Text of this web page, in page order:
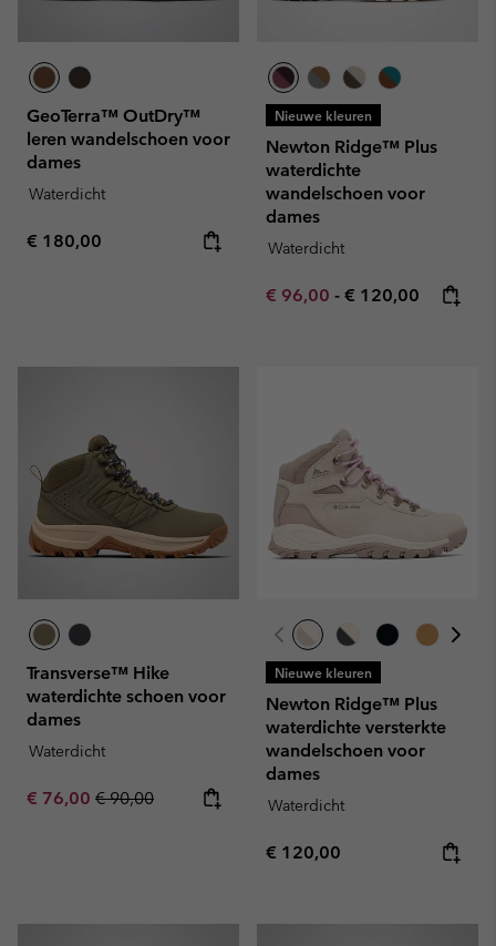
GeoTerra™ OutDry™
leren wandelschoen voor
dames
Waterdicht
Regular price:
€ 180,00
Nieuwe kleuren
Newton Ridge™ Plus
waterdichte
wandelschoen voor
dames
Waterdicht
Minimum sale price:
€ 96,00 - Maximum price:
€ 120,00
Transverse™ Hike
waterdichte schoen voor
dames
Waterdicht
Sale price:
€ 76,00 Regular price:
€ 90,00
Nieuwe kleuren
Newton Ridge™ Plus
waterdichte versterkte
wandelschoen voor
dames
Waterdicht
Regular price:
€ 120,00